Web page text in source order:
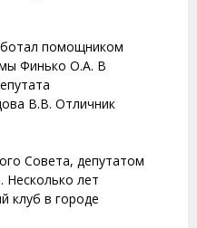
помощником
Финько О.А. В
В.В. Отличник
Совета, депутатом
Несколько лет
клуб в городе